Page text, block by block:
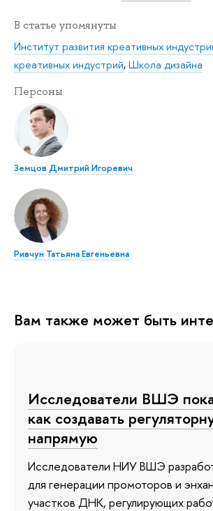
В статье упомянуты
Институт развития креативных
креативных индустрий,Школа дизайна
Персоны
Земцов Дмитрий Игоревич
Ривчун Татьяна Евгеньевна
Вам также может быть
Исследователи ВШЭ
как создавать
напрямую
Исследователи НИУ ВШЭ
для генерации промоторов и
участков ДНК, регулирующих